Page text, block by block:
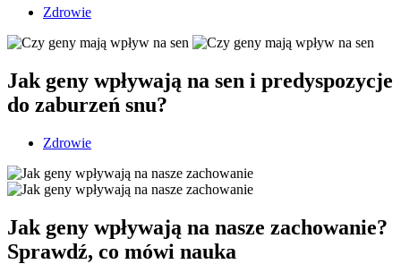
Zdrowie
Jak geny wpływają na sen i predyspozycje
do zaburzeń snu?
Zdrowie
Jak geny wpływają na nasze zachowanie?
Sprawdź, co mówi nauka